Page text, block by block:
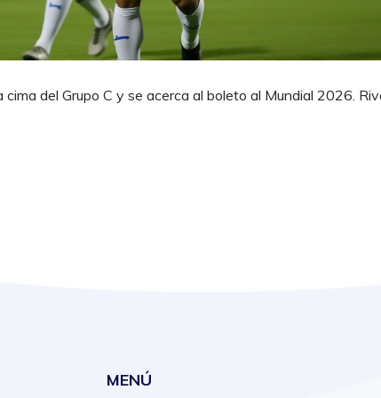
del Grupo C y se acerca al boleto al Mundial 2026.
MENÚ